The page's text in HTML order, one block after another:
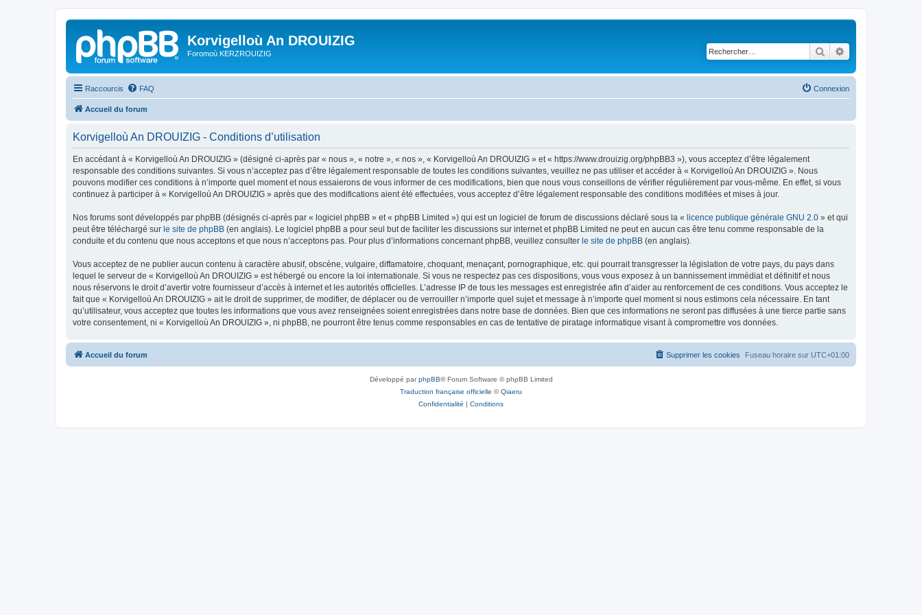
Korvigelloù An DROUIZIG
Foromoù KERZROUIZIG Rechercher
Raccourcis FAQ Connexion
Accueil du forum
Korvigelloù An DROUIZIG - Conditions d’utilisation
En accédant à « Korvigelloù An DROUIZIG » (désigné ci-après par « nous », « notre », « nos », « Korvigelloù An DROUIZIG » et « https://www.drouizig.org/phpBB3 »), vous acceptez d’être légalement
responsable des conditions suivantes. Si vous n’acceptez pas d’être légalement responsable de toutes les conditions suivantes, veuillez ne pas utiliser et accéder à « Korvigelloù An DROUIZIG ». Nous
pouvons modifier ces conditions à n’importe quel moment et nous essaierons de vous informer de ces modifications, bien que nous vous conseillons de vérifier régulièrement par vous-même. En effet, si vous
continuez à participer à « Korvigelloù An DROUIZIG » après que des modifications aient été effectuées, vous acceptez d’être légalement responsable des conditions modifiées et mises à jour.
Nos forums sont développés par phpBB (désignés ci-après par « logiciel phpBB » et « phpBB Limited ») qui est un logiciel de forum de discussions déclaré sous la « licence publique générale GNU 2.0 » et qui
peut être téléchargé sur le site de phpBB (en anglais). Le logiciel phpBB a pour seul but de faciliter les discussions sur internet et phpBB Limited ne peut en aucun cas être tenu comme responsable de la
conduite et du contenu que nous acceptons et que nous n’acceptons pas. Pour plus d’informations concernant phpBB, veuillez consulter le site de phpBB (en anglais).
Vous acceptez de ne publier aucun contenu à caractère abusif, obscène, vulgaire, diffamatoire, choquant, menaçant, pornographique, etc. qui pourrait transgresser la législation de votre pays, du pays dans
lequel le serveur de « Korvigelloù An DROUIZIG » est hébergé ou encore la loi internationale. Si vous ne respectez pas ces dispositions, vous vous exposez à un bannissement immédiat et définitif et nous
nous réservons le droit d’avertir votre fournisseur d’accès à internet et les autorités officielles. L’adresse IP de tous les messages est enregistrée afin d’aider au renforcement de ces conditions. Vous acceptez le
fait que « Korvigelloù An DROUIZIG » ait le droit de supprimer, de modifier, de déplacer ou de verrouiller n’importe quel sujet et message à n’importe quel moment si nous estimons cela nécessaire. En tant
qu’utilisateur, vous acceptez que toutes les informations que vous avez renseignées soient enregistrées dans notre base de données. Bien que ces informations ne seront pas diffusées à une tierce partie sans
votre consentement, ni « Korvigelloù An DROUIZIG », ni phpBB, ne pourront être tenus comme responsables en cas de tentative de piratage informatique visant à compromettre vos données.
Accueil du forum Fuseau horaire sur UTC+01:00
Supprimer les cookies
Développé parphpBB® Forum Software © phpBB Limited
Traduction française officielle ©Qiaeru
Confidentialité | Conditions